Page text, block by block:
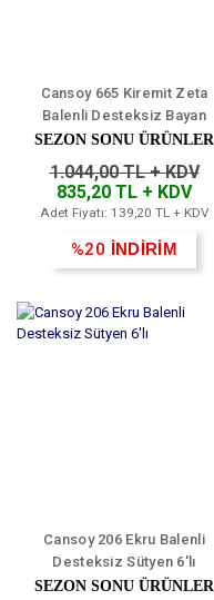
Cansoy 665 Kiremit Zeta
Balenli Desteksiz Bayan
Sütyen 6'lı
SEZON SONU ÜRÜNLER
1.044,00 TL + KDV
835,20 TL + KDV
Adet Fiyatı: 139,20 TL + KDV
%20 İNDİRİM
Cansoy 206 Ekru Balenli
Desteksiz Sütyen 6'lı
SEZON SONU ÜRÜNLER